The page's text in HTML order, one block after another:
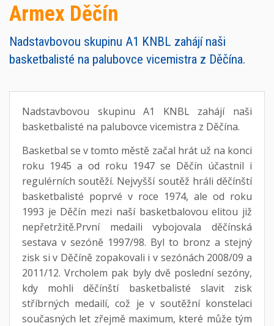
Armex Děčín
Nadstavbovou skupinu A1 KNBL zahájí naši
basketbalisté na palubovce vicemistra z Děčína.
Nadstavbovou skupinu A1 KNBL zahájí naši
basketbalisté na palubovce vicemistra z Děčína.
Basketbal se v tomto městě začal hrát už na konci
roku 1945 a od roku 1947 se Děčín účastnil i
regulérních soutěží. Nejvyšší soutěž hráli děčínští
basketbalisté poprvé v roce 1974, ale od roku
1993 je Děčín mezi naší basketbalovou elitou již
nepřetržitě.První medaili vybojovala děčínská
sestava v sezóně 1997/98. Byl to bronz a stejný
zisk si v Děčíně zopakovali i v sezónách 2008/09 a
2011/12. Vrcholem pak byly dvě poslední sezóny,
kdy mohli děčínští basketbalisté slavit zisk
stříbrných medailí, což je v soutěžní konstelaci
současných let zřejmě maximum, které může tým